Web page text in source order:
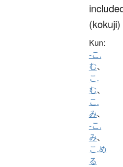
(kokuji)
Kun:
-こ.
む、
こ.
む、
こ.
み、
-こ.
み、
こ.め
る